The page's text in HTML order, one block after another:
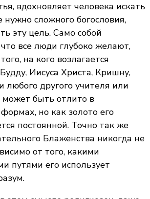
вдохновляет человека искать
сложного богословия,
эту цель. Само собой
что все люди глубоко желают,
на кого возлагается
Иисуса Христа, Кришну,
другого учителя или
может быть отлито в
но как золото его
постоянной. Точно так же
Блаженства никогда не
от того, какими
путями его использует